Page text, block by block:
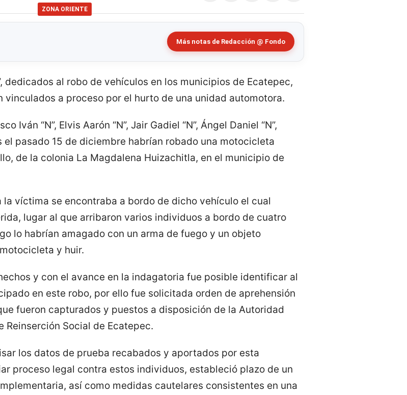
ZONA ORIENTE
Más notas de Redacción @ Fondo
dedicados al robo de vehículos en los municipios de Ecatepec,
vinculados a proceso por el hurto de una unidad automotora.
Iván “N”, Elvis Aarón “N”, Jair Gadiel “N”, Ángel Daniel “N”,
el pasado 15 de diciembre habrían robado una motocicleta
de la colonia La Magdalena Huizachitla, en el municipio de
la víctima se encontraba a bordo de dicho vehículo el cual
lugar al que arribaron varios individuos a bordo de cuatro
lo habrían amagado con un arma de fuego y un objeto
y huir.
y con el avance en la indagatoria fue posible identificar al
en este robo, por ello fue solicitada orden de aprehensión
fueron capturados y puestos a disposición de la Autoridad
Social de Ecatepec.
los datos de prueba recabados y aportados por esta
proceso legal contra estos individuos, estableció plazo de un
así como medidas cautelares consistentes en una